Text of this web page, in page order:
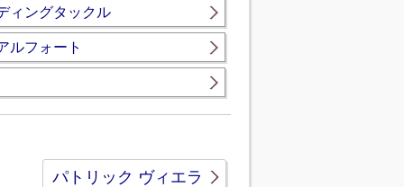
ィングタックル
ルフォート
パトリック ヴィエラ